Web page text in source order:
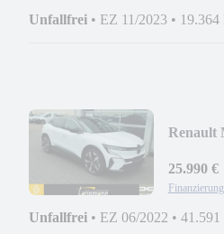
Unfallfrei • EZ 11/2023 • 19.364
Renault
25.990 €
Unfallfrei • EZ 06/2022 • 41.591